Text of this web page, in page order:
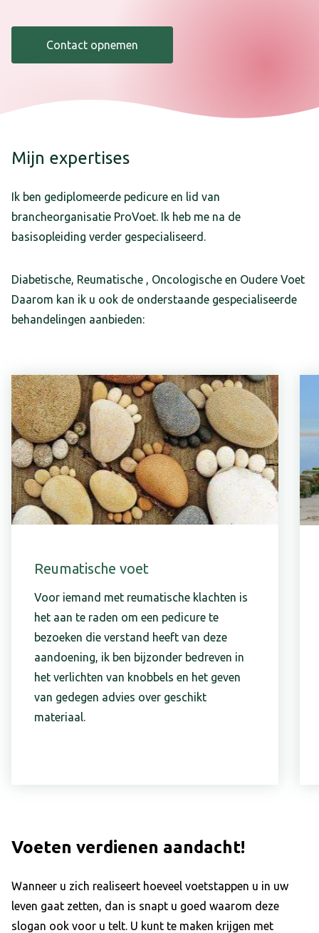
Contact opnemen
Mijn expertises
Ik ben gediplomeerde pedicure en lid van
brancheorganisatie ProVoet. Ik heb me na de
basisopleiding verder gespecialiseerd.
Diabetische, Reumatische , Oncologische en Oudere Voet
Daarom kan ik u ook de onderstaande gespecialiseerde
behandelingen aanbieden:
Reumatische voet
Voor iemand met reumatische klachten is
het aan te raden om een pedicure te
bezoeken die verstand heeft van deze
aandoening, ik ben bijzonder bedreven in
het verlichten van knobbels en het geven
van gedegen advies over geschikt
materiaal.
Voeten verdienen aandacht!
Wanneer u zich realiseert hoeveel voetstappen u in uw
leven gaat zetten, dan is snapt u goed waarom deze
slogan ook voor u telt. U kunt te maken krijgen met